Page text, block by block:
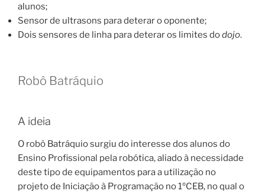
alunos;
Sensor de ultrasons para deterar o oponente;
Dois sensores de linha para deterar os limites dodojo.
Robô Batráquio
A ideia
O robô Batráquio surgiu do interesse dos alunos do
Ensino Profissional pela robótica, aliado à necessidade
deste tipo de equipamentos para a utilização no
projeto de Iniciação à Programação no 1ºCEB, no qual o